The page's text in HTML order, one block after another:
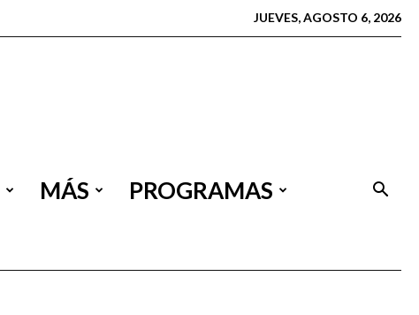
JUEVES, AGOSTO 6, 2026
MÁS
PROGRAMAS